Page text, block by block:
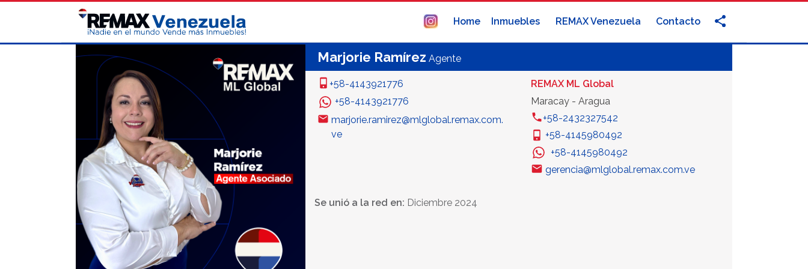
Home Inmuebles REMAX Venezuela Contacto
Marjorie Ramírez Agente
+58-4143921776
+58-4143921776
marjorie.ramirez@mlglobal.remax.com.
ve
REMAX ML Global
Maracay - Aragua
+58-2432327542
+58-4145980492
+58-4145980492
gerencia@mlglobal.remax.com.ve
Se unió a la red en: Diciembre 2024